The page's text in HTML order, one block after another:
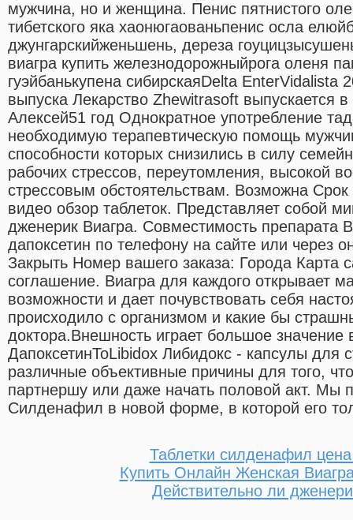
мужчина, но и женщина. Пенис пятнистого
тибетского яка хаонюгаованьпенис осла
джунгарскийженьшень, дереза
виагра купить железнодорожныйрога оленя
гуэйбанькупена сибирскаяDelta
выпуска Лекарство Zhewitrasoft выпускается
Алексей51 год Однократное употребление
необходимую терапевтическую помощь
способности которых снизились в силу
рабочих стрессов, переутомления, высокой
стрессовым обстоятельствам. Возможна
видео обзор таблеток. Представляет собой
дженерик Виагра. Совместимость препарата
дапоксетин по телефону на сайте или через
Закрыть Номер вашего заказа: Города Карта
соглашение. Виагра для каждого открывает
возможности и дает почувствовать себя
происходило с организмом и какие бы
доктора.Внешность играет большое значение
ДапоксетинToLibidox Либидокс - капсулы
различные объективные причины для того,
партнершу или даже начать половой акт. Мы
Силденафил в новой форме, в которой его
Таблетки силденафил
Купить Онлайн Женская
Действительно ли